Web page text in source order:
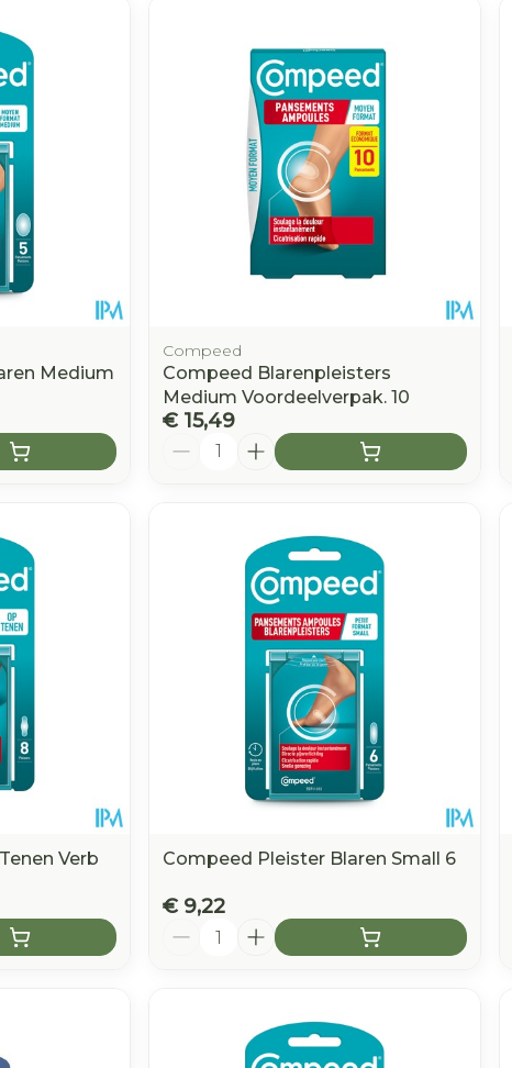
prijswaarden aan te passen.
Medium
Compeed
Compeed Blarenpleisters
Medium Voordeelverpak. 10
€ 15,49
Aantal
Verb
Compeed Pleister Blaren Small 6
€ 9,22
Aantal